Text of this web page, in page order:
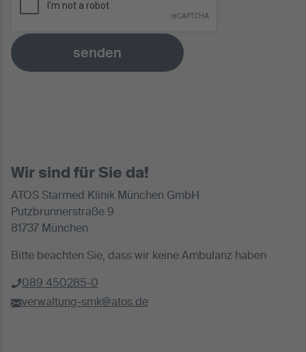
senden
Wir sind für Sie da!
ATOS Starmed Klinik München GmbH
Putzbrunnerstraße 9
81737 München
Bitte beachten Sie, dass wir keine Ambulanz haben
089 450285-0
verwaltung-smk@atos.de